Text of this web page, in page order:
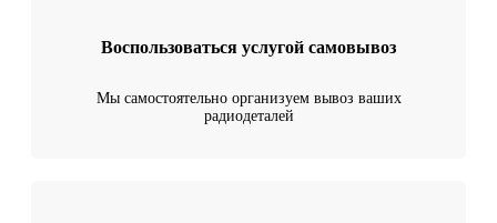
Воспользоваться услугой самовывоз
Мы самостоятельно организуем вывоз ваших
радиодеталей